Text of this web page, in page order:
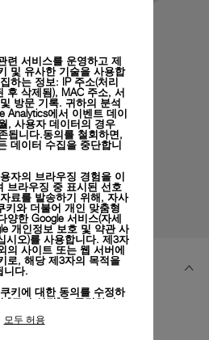
이지, XS, 22/18, BA, PAM
련 서비스를 운영하고 제
및 유사한 기술을 사용합
하는 정보: IP 주소(처리
후 삭제됨), MAC 주소, 서
방문 기록. 귀하의 분석
Analytics에서 이벤트 데이
, 사용자 데이터의 경우
됩니다.동의를 철회하면,
데이터 수집을 중단합니
자의 브라우징 경험을 이
브라우징 중 표시된 선호
료를 발송하기 위해, 자사
키와 더불어 개인 맞춤형
양한 Google 서비스(자세
개인정보 보호 및 약관 사
시오)를 사용합니다. 제3자
의 사이트 또는 웹 서버에
로, 해당 제3자의 목적을
니다.
키에 대한 동의를 수정하
"쿠키 설정"을 클릭하거
션을 참조하여 자세히 알
모두 허용